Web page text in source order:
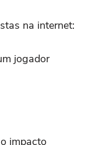
na internet:
jogador
impacto